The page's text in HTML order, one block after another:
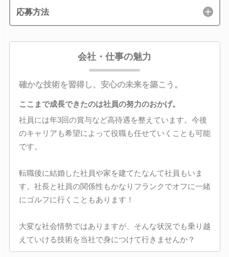
応募方法
会社・仕事の魅力
確かな技術を習得し、安心の未来を築こう。
ここまで成長できたのは社員の努力のおかげ。
社員には年3回の賞与など高待遇を整えています。今後
のキャリアも希望によって役職も任せていくことも可能
です。
転職後に結婚した社員や家を建てたなんて社員もいま
す。社長と社員の関係性もかなりフランクでオフに一緒
にゴルフに行くこともあります！
大変な社会情勢ではありますが、そんな状況でも乗り越
えていける技術を当社で身につけて行きませんか？